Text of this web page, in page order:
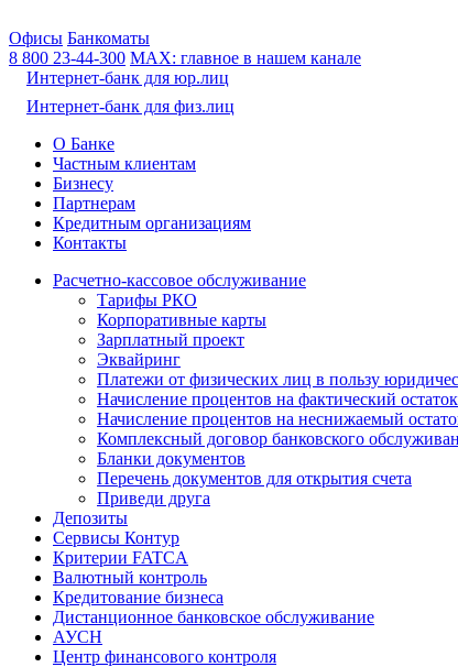
Офисы Банкоматы
8 800 23-44-300 МАХ: главное в нашем канале
Интернет-банк для юр.лиц
Интернет-банк для физ.лиц
О Банке
Частным клиентам
Бизнесу
Партнерам
Кредитным организациям
Контакты
Расчетно-кассовое обслуживание
Тарифы РКО
Корпоративные карты
Зарплатный проект
Эквайринг
Платежи от физических лиц в пользу
Начисление процентов на фактический
Начисление процентов на неснижаемый
Комплексный договор банковского
Бланки документов
Перечень документов для открытия счета
Приведи друга
Депозиты
Сервисы Контур
Критерии FATCA
Валютный контроль
Кредитование бизнеса
Дистанционное банковское обслуживание
АУСН
Центр финансового контроля